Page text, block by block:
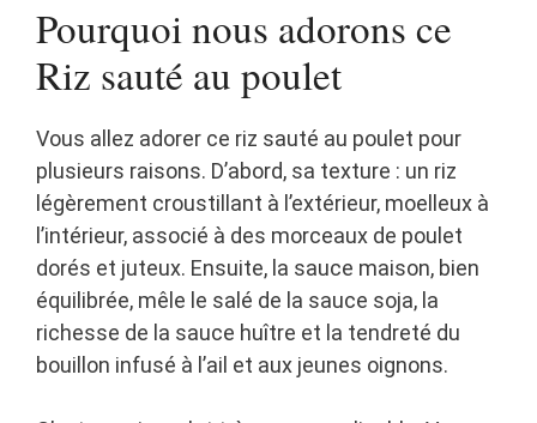
Pourquoi nous adorons ce
Riz sauté au poulet
Vous allez adorer ce riz sauté au poulet pour
plusieurs raisons. D’abord, sa texture : un riz
légèrement croustillant à l’extérieur, moelleux à
l’intérieur, associé à des morceaux de poulet
dorés et juteux. Ensuite, la sauce maison, bien
équilibrée, mêle le salé de la sauce soja, la
richesse de la sauce huître et la tendreté du
bouillon infusé à l’ail et aux jeunes oignons.